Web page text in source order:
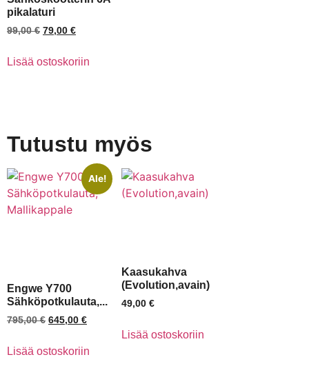
pikalaturi
99,00€ 79,00 €
Lisää ostoskoriin
Tutustu myös
Ale!
Engwe Y700
Sähköpotkulauta,...
795,00€ 645,00 €
Lisää ostoskoriin
Kaasukahva
(Evolution,avain)
49,00 €
Lisää ostoskoriin